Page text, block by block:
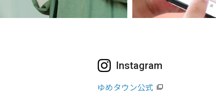
Instagram
ゆめタウン公式